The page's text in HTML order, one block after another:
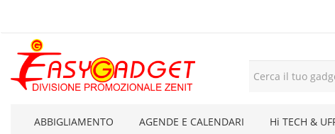
ABBIGLIAMENTO AGENDE E CALENDARI Hi TECH &